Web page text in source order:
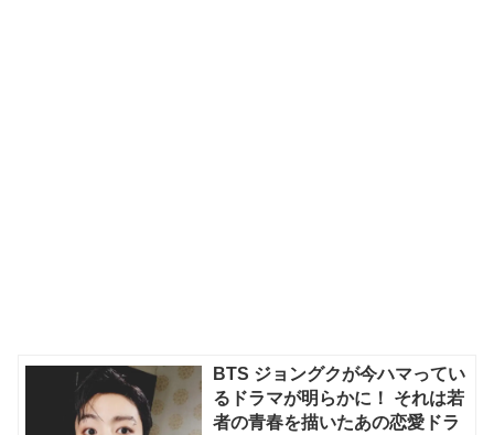
BTS ジョングクが今ハマってい
るドラマが明らかに！ それは若
者の青春を描いたあの恋愛ドラ